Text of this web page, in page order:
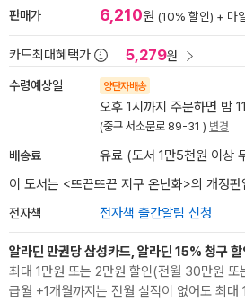
판매가 6,210원 (10% 할인) + 마
카드최대혜택가 5,279원
수령예상일 양탄자배송
오후 1시까지 주문하면 밤
(중구 서소문로 89-31 ) 변경
배송료
유료 (도서 1만5천원 이상
이 도서는 <뜨끈뜨끈 지구 온난화>의 개정판
전자책 전자책 출간알림 신청
알라딘 만권당 삼성카드, 알라딘 15% 청구 할
최대 1만원 또는 2만원 할인(전월 30만원
급월 +1개월까지는 전월 실적이 없어도 최대